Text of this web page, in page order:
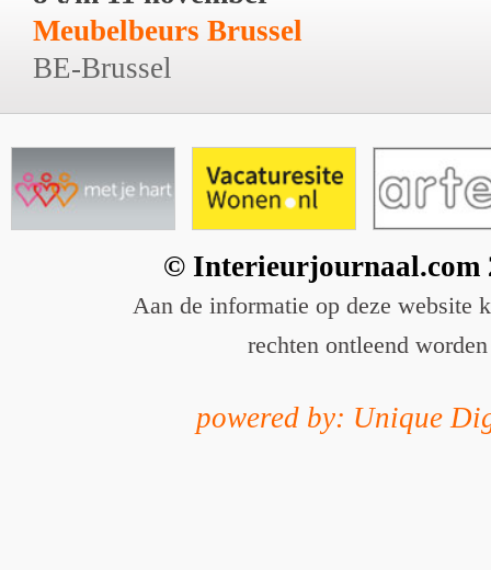
Meubelbeurs Brussel
BE-Brussel
© Interieurjournaal.com
Aan de informatie op deze website
rechten ontleend worden
powered by: Unique